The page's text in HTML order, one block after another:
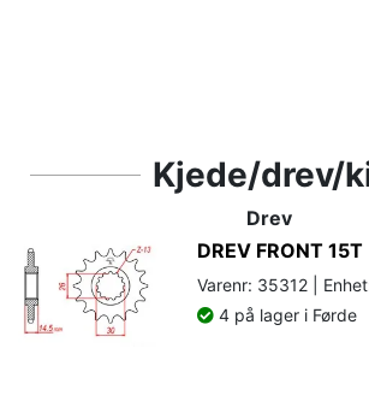
Kjede/drev/
Drev
DREV FRONT 15T
Varenr: 35312 |
4 på lager i Førde